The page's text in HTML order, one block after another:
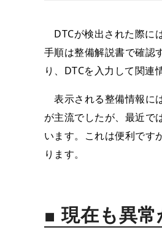
DTCが検出された際に
手順は整備解説書で確認
り、DTCを入力して関連
表示される整備情報に
が主流でしたが、最近で
います。これは便利です
ります。
■ 現在も異